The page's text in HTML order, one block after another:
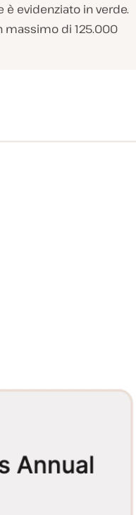
è evidenziato in verde.
massimo di 125.000